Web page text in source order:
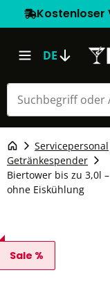
Kostenloser
DE
Servicepersonal
Getränkespender
Biertower bis zu 3,0l
ohne Eiskühlung
Sale %